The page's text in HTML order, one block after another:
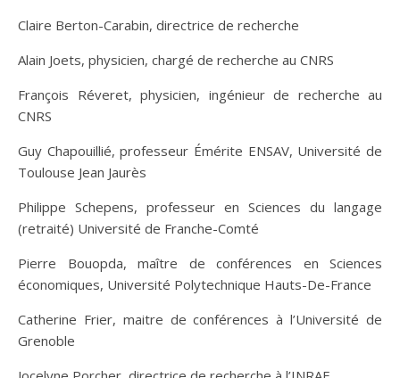
Claire Berton-Carabin, directrice de recherche
Alain Joets, physicien, chargé de recherche au CNRS
François Réveret, physicien, ingénieur de recherche au
CNRS
Guy Chapouillié, professeur Émérite ENSAV, Université de
Toulouse Jean Jaurès
Philippe Schepens, professeur en Sciences du langage
(retraité) Université de Franche-Comté
Pierre Bouopda, maître de conférences en Sciences
économiques, Université Polytechnique Hauts-De-France
Catherine Frier, maitre de conférences à l’Université de
Grenoble